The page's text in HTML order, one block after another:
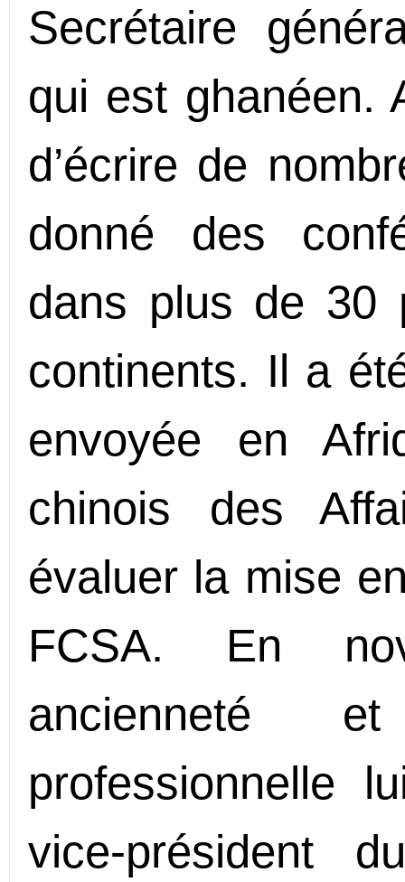
Secrétaire
qui est ghanéen.
d’écrire de
donné des
dans plus de 30
continents. Il a
envoyée en
chinois des
évaluer la mise
FCSA. En
ancienneté
professionnelle
vice-président